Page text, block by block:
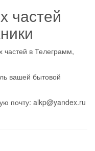
частей
частей в Телеграмм,
вашей бытовой
почту: alkp@yandex.ru